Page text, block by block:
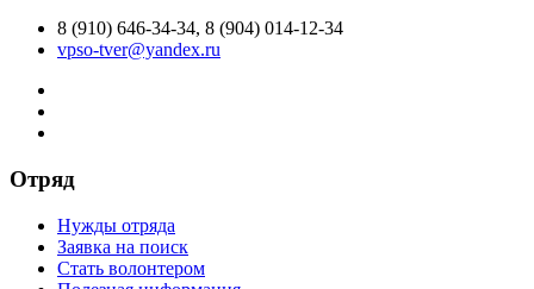
8 (910) 646-34-34, 8 (904) 014-12-34
vpso-tver@yandex.ru
Отряд
Нужды отряда
Заявка на поиск
Стать волонтером